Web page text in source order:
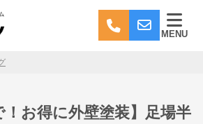
MENU
！お得に外壁塗装】足場半